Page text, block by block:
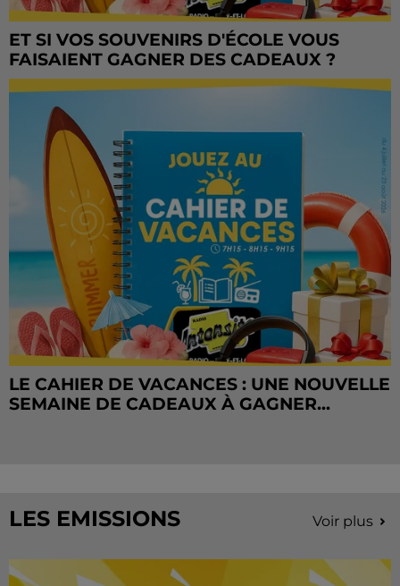
ET SI VOS SOUVENIRS D'ÉCOLE VOUS
FAISAIENT GAGNER DES CADEAUX ?
LE CAHIER DE VACANCES : UNE NOUVELLE
SEMAINE DE CADEAUX À GAGNER...
LES EMISSIONS Voir plus